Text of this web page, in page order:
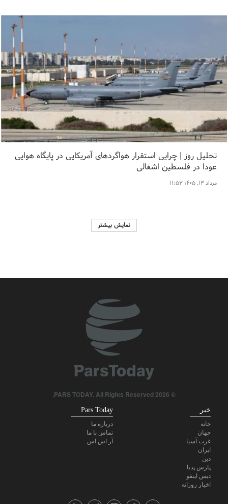
تحلیل روز | چرایی استقرار هواگردهای آمریکایی در پایگاه هوایی
عودا در فلسطین اشغالی
مرداد ۱۳, ۱۴۰۵ ۱۱:۵۳
نمایش بیشتر
© 2026 PARS TODAY. All Rights Reserved.
خبر
خانه
جهان
غرب آسیا
ایران
دین
پارس پدیا
دیس اینفو
اخبار روزانه
Pars Today
درباره ما
تماس با ما
آر اس اس